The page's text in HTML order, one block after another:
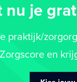
nu je
praktijk/
Zorgscore en